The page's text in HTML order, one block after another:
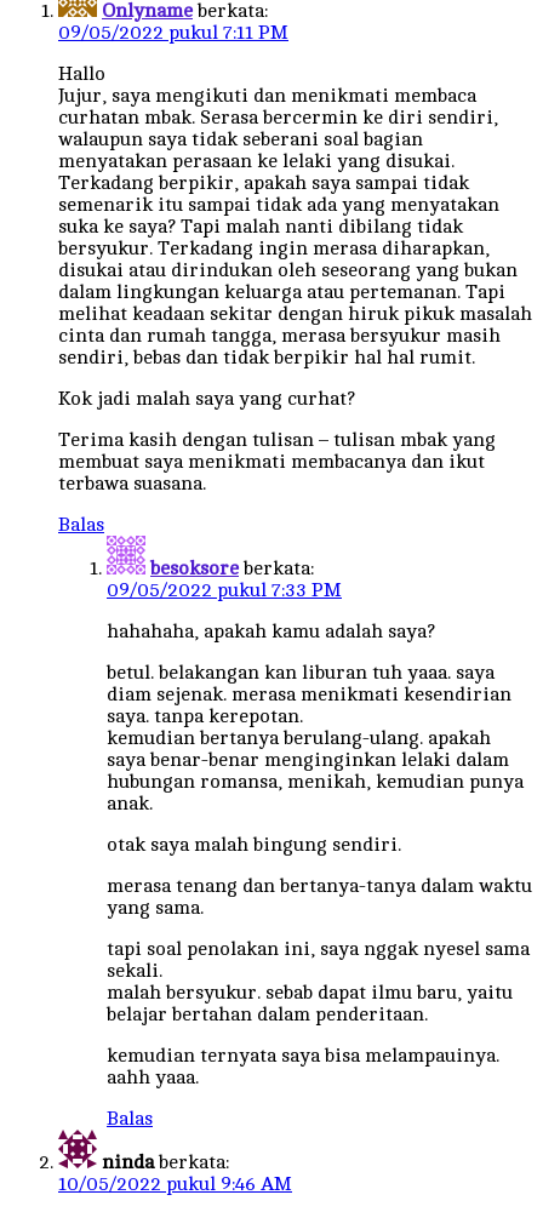
Onlyname berkata:
09/05/2022 pukul 7:11 PM
Hallo
Jujur, saya mengikuti dan menikmati membaca
curhatan mbak. Serasa bercermin ke diri sendiri,
walaupun saya tidak seberani soal bagian
menyatakan perasaan ke lelaki yang disukai.
Terkadang berpikir, apakah saya sampai tidak
semenarik itu sampai tidak ada yang menyatakan
suka ke saya? Tapi malah nanti dibilang tidak
bersyukur. Terkadang ingin merasa diharapkan,
disukai atau dirindukan oleh seseorang yang bukan
dalam lingkungan keluarga atau pertemanan. Tapi
melihat keadaan sekitar dengan hiruk pikuk masalah
cinta dan rumah tangga, merasa bersyukur masih
sendiri, bebas dan tidak berpikir hal hal rumit.
Kok jadi malah saya yang curhat?
Terima kasih dengan tulisan – tulisan mbak yang
membuat saya menikmati membacanya dan ikut
terbawa suasana.
Balas
besoksore berkata:
09/05/2022 pukul 7:33 PM
hahahaha, apakah kamu adalah saya?
betul. belakangan kan liburan tuh yaaa. saya
diam sejenak. merasa menikmati kesendirian
saya. tanpa kerepotan.
kemudian bertanya berulang-ulang. apakah
saya benar-benar menginginkan lelaki dalam
hubungan romansa, menikah, kemudian punya
anak.
otak saya malah bingung sendiri.
merasa tenang dan bertanya-tanya dalam waktu
yang sama.
tapi soal penolakan ini, saya nggak nyesel sama
sekali.
malah bersyukur. sebab dapat ilmu baru, yaitu
belajar bertahan dalam penderitaan.
kemudian ternyata saya bisa melampauinya.
aahh yaaa.
Balas
ninda berkata:
10/05/2022 pukul 9:46 AM